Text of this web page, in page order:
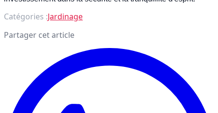
Catégories :Jardinage
Partager cet article